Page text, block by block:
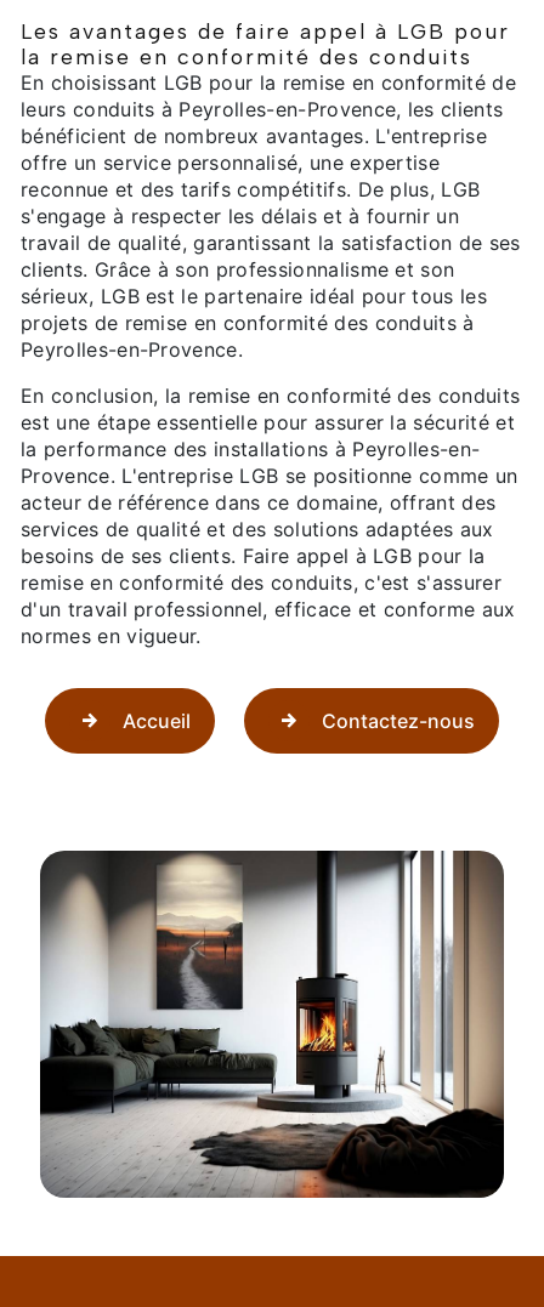
Les avantages de faire appel à LGB pour
la remise en conformité des conduits
En choisissant LGB pour la remise en conformité de
leurs conduits à Peyrolles-en-Provence, les clients
bénéficient de nombreux avantages. L'entreprise
offre un service personnalisé, une expertise
reconnue et des tarifs compétitifs. De plus, LGB
s'engage à respecter les délais et à fournir un
travail de qualité, garantissant la satisfaction de ses
clients. Grâce à son professionnalisme et son
sérieux, LGB est le partenaire idéal pour tous les
projets de remise en conformité des conduits à
Peyrolles-en-Provence.
En conclusion, la remise en conformité des conduits
est une étape essentielle pour assurer la sécurité et
la performance des installations à Peyrolles-en-
Provence. L'entreprise LGB se positionne comme un
acteur de référence dans ce domaine, offrant des
services de qualité et des solutions adaptées aux
besoins de ses clients. Faire appel à LGB pour la
remise en conformité des conduits, c'est s'assurer
d'un travail professionnel, efficace et conforme aux
normes en vigueur.
Accueil Contactez-nous